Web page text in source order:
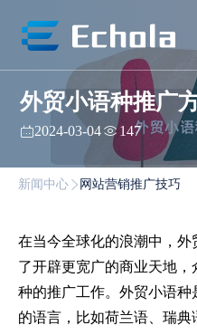
外贸小语种推广
2024-03-04 147
新闻中心 网站营销推广技巧
在当今全球化的浪潮中，
了开辟更宽广的商业天地
种的推广工作。外贸小语
的语言，比如荷兰语、瑞